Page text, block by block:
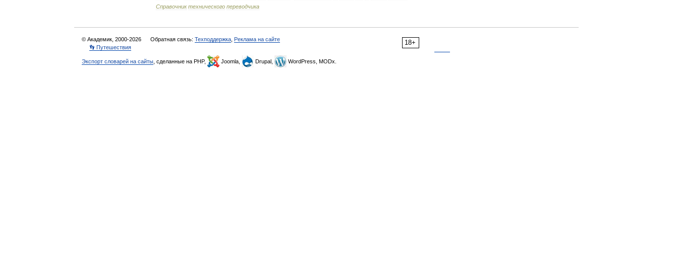
Справочник технического переводчика
18+
© Академик, 2000-2026 Обратная связь: Техподдержка Реклама на сайте
👣 Путешествия
Экспорт словарей на сайты , сделанные на PHP, Joomla, Drupal, WordPress, MODx.